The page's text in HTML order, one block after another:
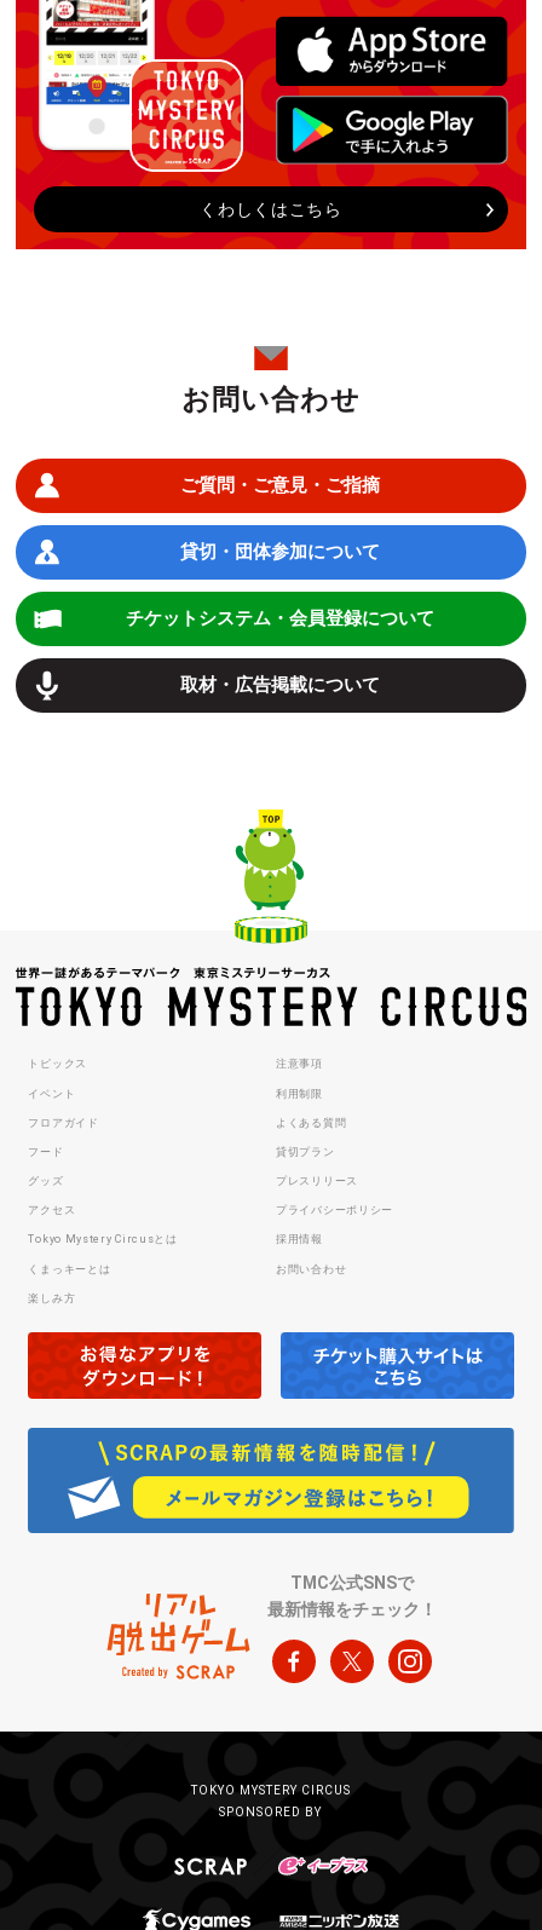
くわしくはこちら
お問い合わせ
ご質問・ご意見・ご指摘
貸切・団体参加について
チケットシステム・会員登録について
取材・広告掲載について
トピックス
イベント
フロアガイド
フード
グッズ
アクセス
Tokyo Mystery Circusとは
くまっキーとは
楽しみ方
注意事項
利用制限
よくある質問
貸切プラン
プレスリリース
プライバシーポリシー
採用情報
お問い合わせ
TMC公式SNSで
最新情報をチェック！
TOKYO MYSTERY CIRCUS
SPONSORED BY